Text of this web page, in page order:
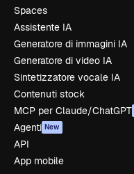
Spaces
Assistente IA
Generatore di immagini IA
Generatore di video IA
Sintetizzatore vocale IA
Contenuti stock
MCP per Claude/ChatGPT
Agenti New
API
App mobile